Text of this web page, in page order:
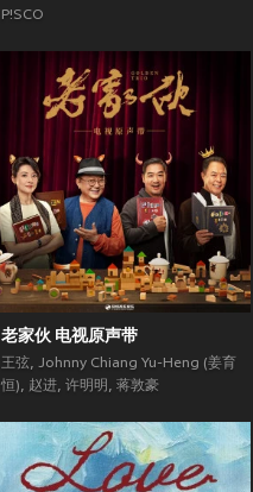
P!SCO
老家伙 电视原声带
王弦, Johnny Chiang Yu-Heng (姜育
恒), 赵进, 许明明 , 蒋敦豪